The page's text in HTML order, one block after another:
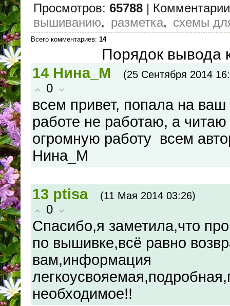
Просмотров: 65788 | Комментарии
вышиванию, разметка, схемы
Всего комментариев: 14
Порядок вывода
14 Нина_М (25 Сентября 2014
0
всем привет, попала на
работе не работаю, а
огромную работу всем
Нина_М
13 ptisa (11 Мая 2014 03:26)
0
Спасибо,я заметила,что
по вышивке,всё равно
вам,информация
необходимое!!